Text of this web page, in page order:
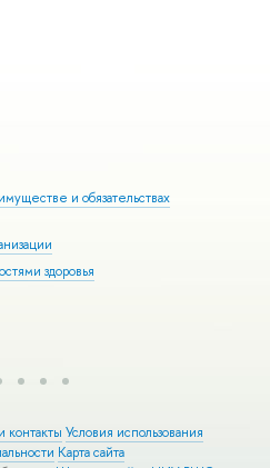
и обязательствах
здоровья
контакты Условия использования
Карта сайта